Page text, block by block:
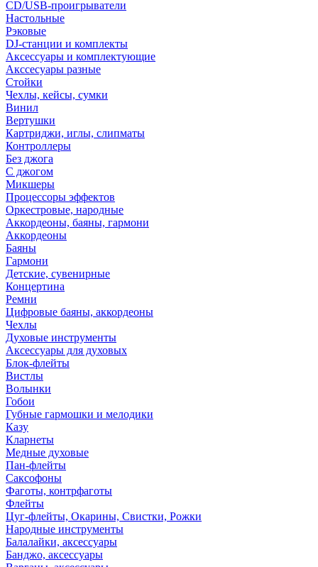
CD/USB-проигрыватели
Настольные
Рэковые
DJ-станции и комплекты
Аксессуары и комплектующие
Акссесуары разные
Стойки
Чехлы, кейсы, сумки
Винил
Вертушки
Картриджи, иглы, слипматы
Контроллеры
Без джога
С джогом
Микшеры
Процессоры эффектов
Оркестровые, народные
Аккордеоны, баяны, гармони
Аккордеоны
Баяны
Гармони
Детские, сувенирные
Концертина
Ремни
Цифровые баяны, аккордеоны
Чехлы
Духовые инструменты
Аксессуары для духовых
Блок-флейты
Вистлы
Волынки
Гобои
Губные гармошки и мелодики
Казу
Кларнеты
Медные духовые
Пан-флейты
Саксофоны
Фаготы, контрфаготы
Флейты
Цуг-флейты, Окарины, Свистки, Рожки
Народные инструменты
Балалайки, аксессуары
Банджо, аксессуары